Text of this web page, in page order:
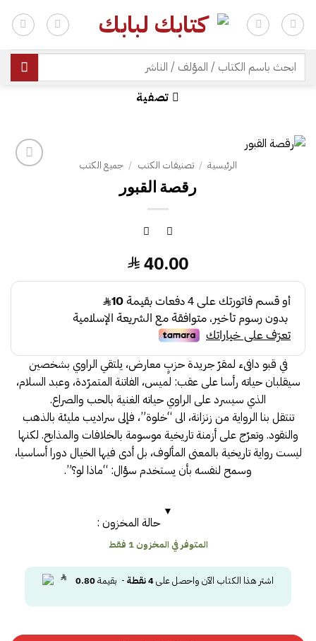
للمحتوى
البحث
عن:
تصفية
الرئيسية / تصنيفات الكتب / جميع الكتب
رقصة القبور
40.00
في قبو دافىء لمقرّ جريدة حزبٍ معارض، يلتقي الراوي بشخصين
سيقلبان حياته رأسا على عقب: لميس، الفاتنة المتمرّدة، وعبد السلام،
الذي سيسرد على الراوي حياته الغنية بالحب والصراع.
تنتقل بنا الرواية من زنزانة، الى “خلوة”، فإلى سراديب مليئة بالذهب
والنقود. وتعرّج على أزمنة تاريخية موسومة بالخلافات والمذابح. لكنها
ليست رواية تاريخية بالمعنى المألوف، بل أدى فيها الخيال دورا أساسيا،
وسمح لنفسه بأن يستخدم سؤال: “ماذا لو؟”.
حالة المخزون :
المتوفر في المخزون 1 فقط
اشتر هذا الكتاب الآن واحصل على4نقطة- بقيمة0.80
| شحن مجاني للطلبات +300 ريال | تغليف مجاني للطلبات +150 ريال |